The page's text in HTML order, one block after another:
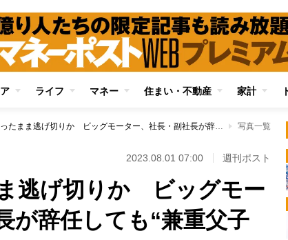
ライフ マネー 住まい・不動産 家計
影響力を持ったまま逃げ切りか ビッグモーター、社長・副社長が辞任しても“兼重父子が支配”の現状 写真一覧
2023.08.01 07:00 週刊ポスト
逃げ切りか ビッグモー
が辞任しても“兼重父子